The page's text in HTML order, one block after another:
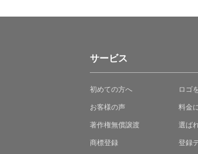
サービス
初めての方へ
ロゴ
お客様の声
料金
著作権無償譲渡
選ば
商標登録
登録